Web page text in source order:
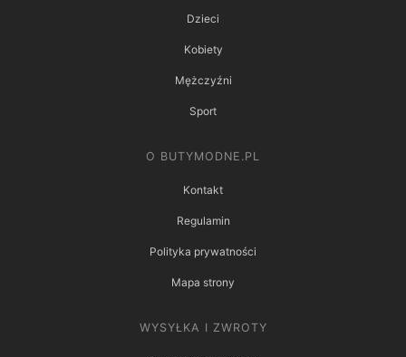
Dzieci
Kobiety
Mężczyźni
Sport
O BUTYMODNE.PL
Kontakt
Regulamin
Polityka prywatności
Mapa strony
WYSYŁKA I ZWROTY